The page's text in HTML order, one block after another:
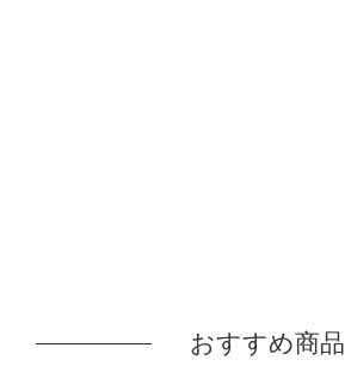
おすすめ商品